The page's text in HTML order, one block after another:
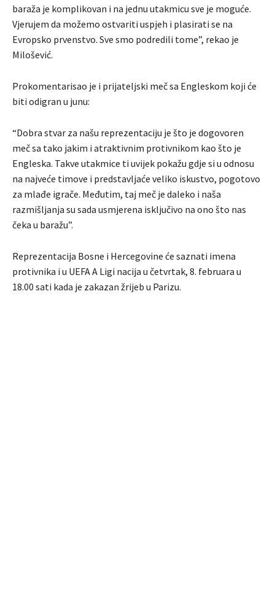
baraža je komplikovan i na jednu utakmicu sve je moguće.
Vjerujem da možemo ostvariti uspjeh i plasirati se na
Evropsko prvenstvo. Sve smo podredili tome”, rekao je
Milošević.
Prokomentarisao je i prijateljski meč sa Engleskom koji će
biti odigran u junu:
“Dobra stvar za našu reprezentaciju je što je dogovoren
meč sa tako jakim i atraktivnim protivnikom kao što je
Engleska. Takve utakmice ti uvijek pokažu gdje si u odnosu
na najveće timove i predstavljaće veliko iskustvo, pogotovo
za mlađe igrače. Međutim, taj meč je daleko i naša
razmišljanja su sada usmjerena isključivo na ono što nas
čeka u baražu”.
Reprezentacija Bosne i Hercegovine će saznati imena
protivnika i u UEFA A Ligi nacija u četvrtak, 8. februara u
18.00 sati kada je zakazan žrijeb u Parizu.